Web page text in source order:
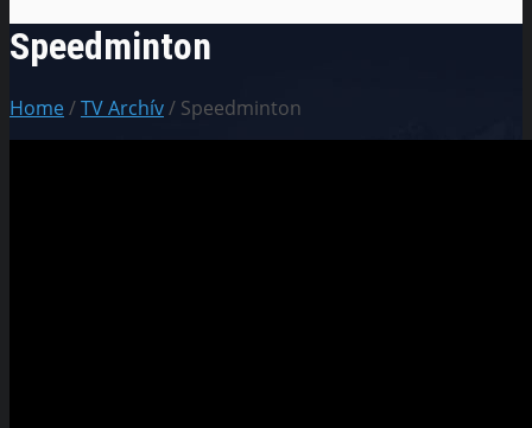
Speedminton
Home/TV Archív/ Speedminton